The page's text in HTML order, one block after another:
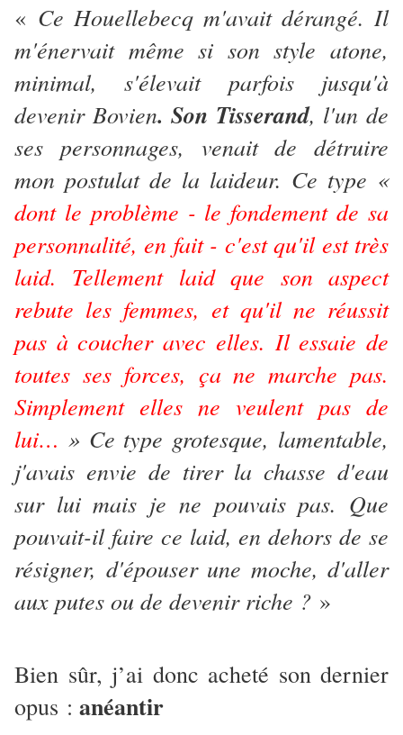
« Ce Houellebecq m'avait dérangé. Il
m'énervait même si son style atone,
minimal, s'élevait parfois jusqu'à
devenir Bovien. Son Tisserand, l'un de
ses personnages, venait de détruire
mon postulat de la laideur. Ce type «
dont le problème - le fondement de sa
personnalité, en fait - c'est qu'il est très
laid. Tellement laid que son aspect
rebute les femmes, et qu'il ne réussit
pas à coucher avec elles. Il essaie de
toutes ses forces, ça ne marche pas.
Simplement elles ne veulent pas de
lui… » Ce type grotesque, lamentable,
j'avais envie de tirer la chasse d'eau
sur lui mais je ne pouvais pas. Que
pouvait-il faire ce laid, en dehors de se
résigner, d'épouser une moche, d'aller
aux putes ou de devenir riche ? »
Bien sûr, j’ai donc acheté son dernier
opus : anéantir